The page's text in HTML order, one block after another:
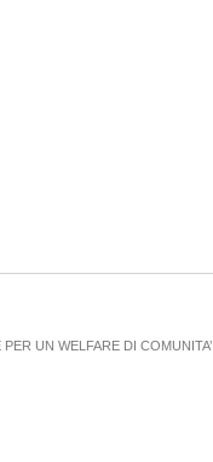
UN WELFARE DI COMUNITA’